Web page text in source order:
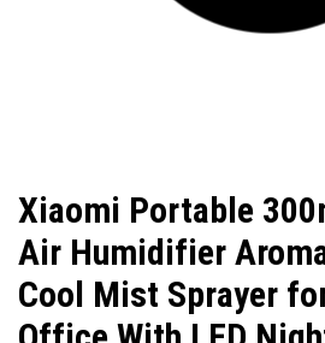
Xiaomi Portable
Air Humidifier
Cool Mist Sprayer